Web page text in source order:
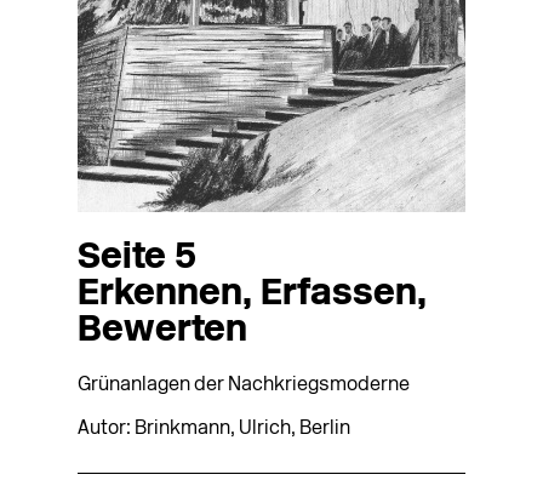
Seite 5
Erkennen, Erfassen,
Bewerten
Grünanlagen der Nachkriegsmoderne
Autor: Brinkmann, Ulrich, Berlin